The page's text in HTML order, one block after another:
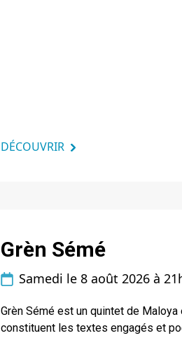
DÉCOUVRIR
Grèn Sémé
Samedi le 8 août 2026 à
Grèn Sémé est un quintet de
constituent les textes engagés et